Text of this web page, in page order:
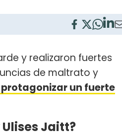
y realizaron fuertes
de maltrato y
un fuerte
Jaitt?